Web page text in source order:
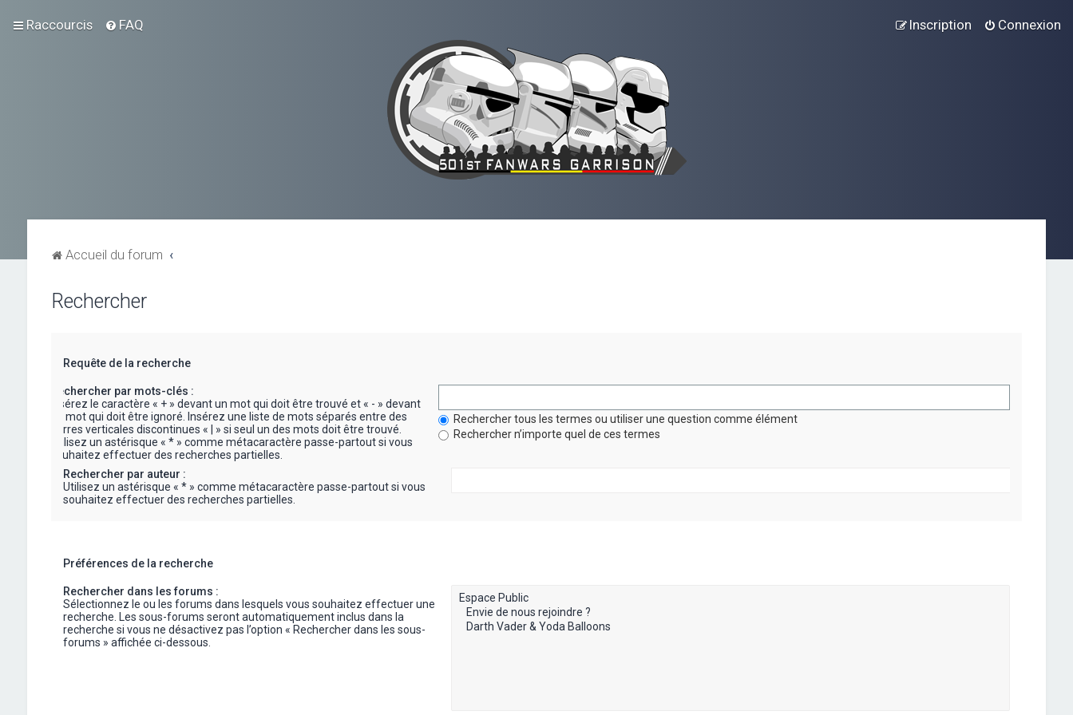
Raccourcis FAQ Connexion
Inscription
Accueil du forum
Rechercher
Requête de la recherche
Rechercher par mots-clés :
Insérez le caractère « + » devant un mot qui doit être trouvé et « - » devant
un mot qui doit être ignoré. Insérez une liste de mots séparés entre des
barres verticales discontinues « | » si seul un des mots doit être trouvé.
Utilisez un astérisque « * » comme métacaractère passe-partout si vous
souhaitez effectuer des recherches partielles.
Rechercher tous les termes ou utiliser une question comme élément
Rechercher n’importe quel de ces termes
Rechercher par auteur :
Utilisez un astérisque « * » comme métacaractère passe-partout si vous
souhaitez effectuer des recherches partielles.
Préférences de la recherche
Rechercher dans les forums :
Sélectionnez le ou les forums dans lesquels vous souhaitez effectuer une
recherche. Les sous-forums seront automatiquement inclus dans la
recherche si vous ne désactivez pas l’option « Rechercher dans les sous-
forums » affichée ci-dessous.